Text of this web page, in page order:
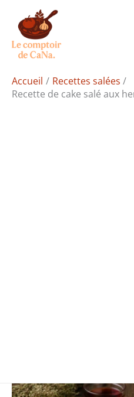
contenu
Accueil
Recettes salées
Recette de cake salé aux
Rechercher